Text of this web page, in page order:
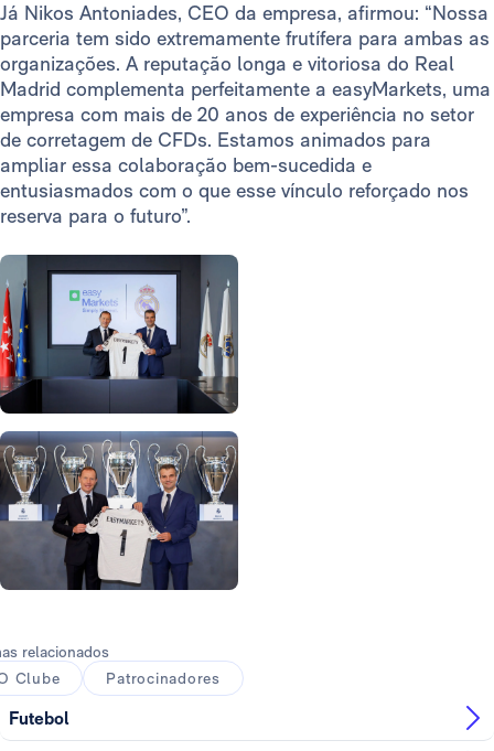
Já Nikos Antoniades, CEO da empresa, afirmou: “Nossa
parceria tem sido extremamente frutífera para ambas as
organizações. A reputação longa e vitoriosa do Real
Madrid complementa perfeitamente a easyMarkets, uma
empresa com mais de 20 anos de experiência no setor
de corretagem de CFDs. Estamos animados para
ampliar essa colaboração bem-sucedida e
entusiasmados com o que esse vínculo reforçado nos
reserva para o futuro”.
relacionados
Clube
Patrocinadores
Futebol